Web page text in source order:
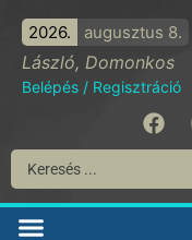
2026. augusztus 8.
László, Domonkos
Belépés / Regisztráció